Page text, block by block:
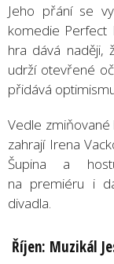
Jeho přání se
komedie Perfect
hra dává naději,
udrží otevřené
přidává
Vedle zmiňované
zahrají Irena
Šupina a
na premiéru i
divadla.
Říjen: Muzikál